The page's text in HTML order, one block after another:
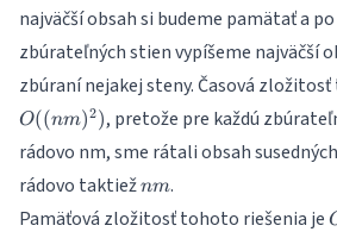
najväčší obsah si budeme pamätať a
zbúrateľných stien vypíšeme najväčší
zbúraní nejakej steny. Časová
O((nm)2), pretože pre každú
rádovo nm, sme rátali obsah
rádovo taktiežnm
nm.
Pamäťová zložitosť tohoto riešenia je